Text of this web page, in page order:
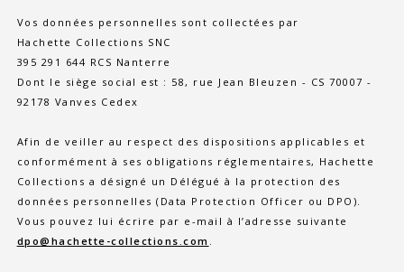
Vos données personnelles sont collectées par
Hachette Collections SNC
395 291 644 RCS Nanterre
Dont le siège social est : 58, rue Jean Bleuzen - CS 70007 -
92178 Vanves Cedex
Afin de veiller au respect des dispositions applicables et
conformément à ses obligations réglementaires, Hachette
Collections a désigné un Délégué à la protection des
données personnelles (Data Protection Officer ou DPO).
Vous pouvez lui écrire par e-mail à l’adresse suivante
dpo@hachette-collections.com .